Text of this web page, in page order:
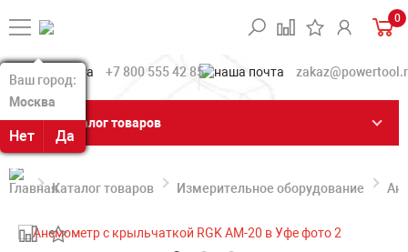
Ваш город:
Москва
Нет Да
Ваш город:
Москва
Нет Да
0
+7 800 555 42 85
Каталог товаров
Каталог товаров Измерительное оборудование